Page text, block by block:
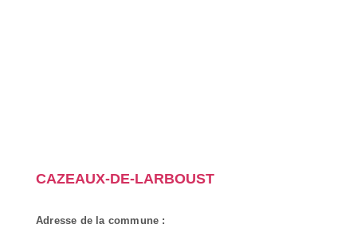
CAZEAUX-DE-LARBOUST
Adresse de la commune :